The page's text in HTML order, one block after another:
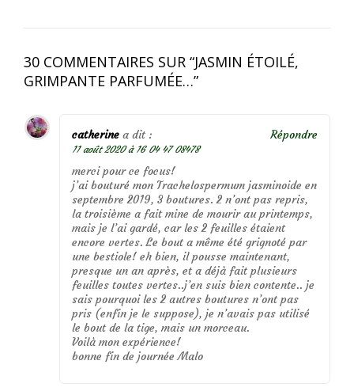
30 COMMENTAIRES SUR “JASMIN ÉTOILÉ,
GRIMPANTE PARFUMÉE…”
catherine a dit :
11 août 2020 à 16 04 47 08478
merci pour ce focus!
j’ai bouturé mon Trachelospermum jasminoide en
septembre 2019, 3 boutures. 2 n’ont pas repris,
la troisième a fait mine de mourir au printemps,
mais je l’ai gardé, car les 2 feuilles étaient
encore vertes. Le bout a même été grignoté par
une bestiole! eh bien, il pousse maintenant,
presque un an après, et a déjà fait plusieurs
feuilles toutes vertes..j’en suis bien contente.. je
sais pourquoi les 2 autres boutures n’ont pas
pris (enfin je le suppose), je n’avais pas utilisé
le bout de la tige, mais un morceau.
Voilà mon expérience!
bonne fin de journée Malo
Répondre